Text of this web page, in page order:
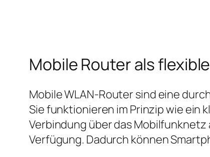
Mobile Router als
Mobile WLAN‑Router sind eine
Sie funktionieren im Prinzip wie ein
Verbindung über das
Verfügung. Dadurch können